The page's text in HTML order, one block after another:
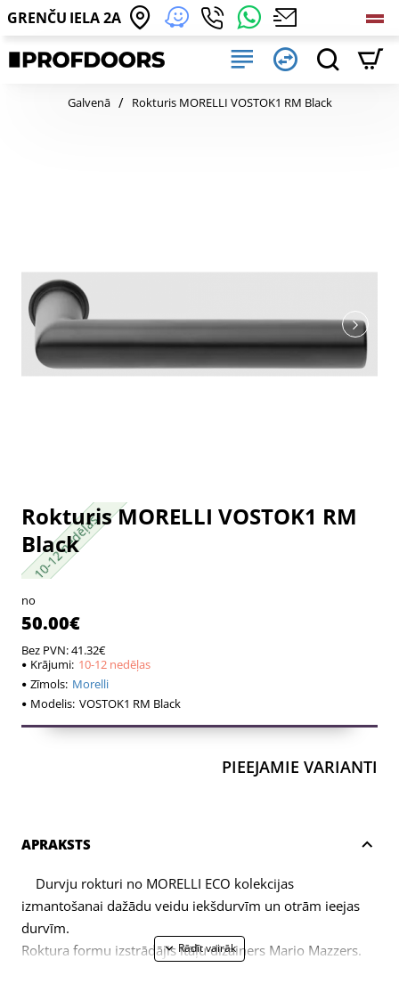
GRENČU IELA 2A
GalvenāhomeRokturis MORELLI VOSTOK1 RM Black
10-12 nedēļas
10-12 nedēļas
Rokturis MORELLI VOSTOK1 RM
Black
no
50.00€
Bez PVN: 41.32€
Krājumi: 10-12 nedēļas
Zīmols: Morelli
Modelis: VOSTOK1 RM Black
PIEEJAMIE VARIANTI
APRAKSTS
Durvju rokturi no MORELLI ECO kolekcijas
izmantošanai dažādu veidu iekšdurvīm un otrām ieejas
durvīm.
Roktura formu izstrādājis itāļu dizainers Mario Mazzers.